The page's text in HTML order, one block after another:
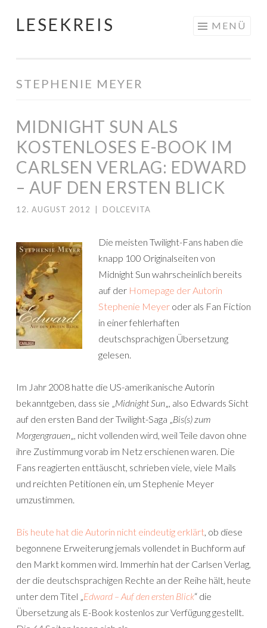
Springe
LESEKREIS MENÜ
STEPHENIE MEYER
MIDNIGHT SUN ALS
KOSTENLOSES E-BOOK IM
CARLSEN VERLAG: EDWARD
– AUF DEN ERSTEN BLICK
12. AUGUST 2012 DOLCEVITA
Die meisten Twilight-Fans haben die
knapp 100 Originalseiten von
Midnight Sun wahrscheinlich bereits
auf der Homepage der Autorin
Stephenie Meyer oder als Fan Fiction
in einer fehlerhaften
deutschsprachigen Übersetzung
gelesen.
Im Jahr 2008 hatte die US-amerikanische Autorin
bekanntgeben, dass sie „Midnight Sun„, also Edwards Sicht
auf den ersten Band der Twilight-Saga „Bis(s) zum
Morgengrauen„, nicht vollenden wird, weil Teile davon ohne
ihre Zustimmung vorab im Netz erschienen waren. Die
Fans reagierten enttäuscht, schrieben viele, viele Mails
und reichten Petitionen ein, um Stephenie Meyer
umzustimmen.
Bis heute hat die Autorin nicht eindeutig erklärt, ob diese
begonnene Erweiterung jemals vollendet in Buchform auf
den Markt kommen wird. Immerhin hat der Carlsen Verlag,
der die deutschsprachigen Rechte an der Reihe hält, heute
unter dem Titel „Edward – Auf den ersten Blick“ die
Übersetzung als E-Book kostenlos zur Verfügung gestellt.